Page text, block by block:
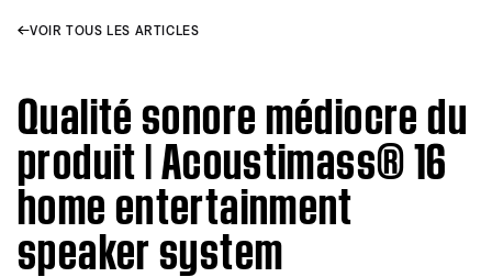
VOIR TOUS LES ARTICLES
Qualité sonore médiocre du
produit | Acoustimass® 16
home entertainment
speaker system